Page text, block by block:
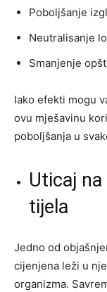
Poboljšanje
Neutralisanje
Smanjenje
Iako efekti mogu
ovu mješavinu
poboljšanja u
Uticaj
tijela
Jedno od
cijenjena leži u
organizma.